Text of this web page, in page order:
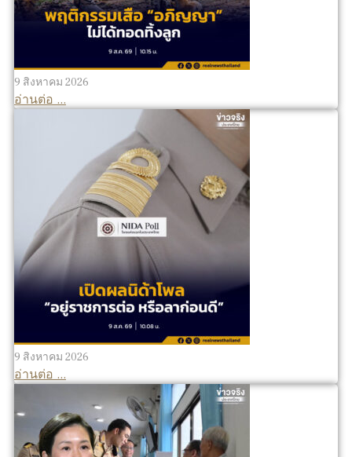
9 สิงหาคม 2026
อ่านต่อ ...
9 สิงหาคม 2026
อ่านต่อ ...